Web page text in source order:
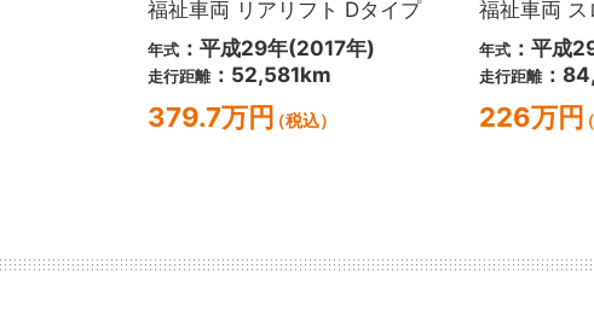
福祉車両 リアリフト Dタイプ
年式 ：平成29年(2017年)
走行距離：52,581km
379.7万円（税込）
福祉車両 ス
年式：平成
走行距離：
226万円